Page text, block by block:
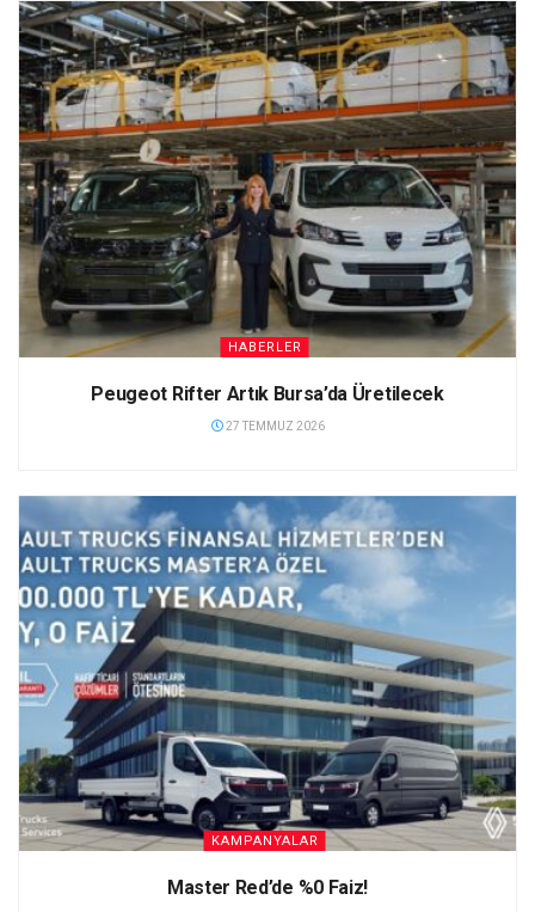
HABERLER
Peugeot Rifter Artık Bursa’da Üretilecek
27 TEMMUZ 2026
KAMPANYALAR
Master Red’de %0 Faiz!